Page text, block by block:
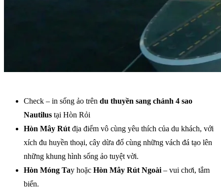
Check – in sống ảo trên du thuyền sang chảnh 4 sao
Nautilus tại Hòn Rỏi
Hòn Mây Rút địa điểm vô cùng yêu thích của du khách, với
xích đu huyền thoại, cây dừa đổ cùng những vách đá tạo lên
những khung hình sống ảo tuyệt vời.
Hòn Móng Tay hoặc Hòn Mây Rút Ngoài – vui chơi, tắm
biển.